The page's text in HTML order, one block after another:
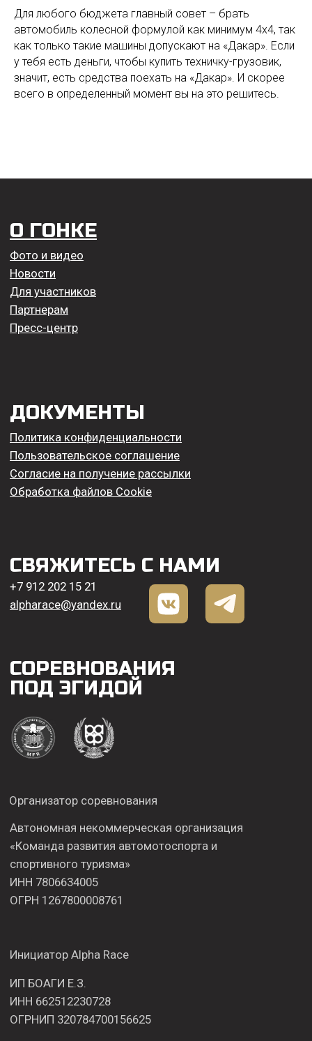
Для любого бюджета главный совет – брать
автомобиль колесной формулой как минимум 4х4, так
как только такие машины допускают на «Дакар». Если
у тебя есть деньги, чтобы купить техничку-грузовик,
значит, есть средства поехать на «Дакар». И скорее
всего в определенный момент вы на это решитесь.